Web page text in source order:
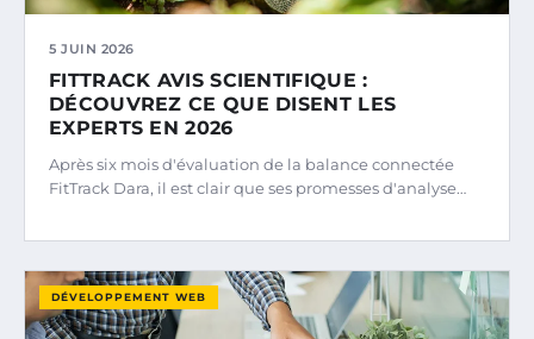
5 JUIN 2026
FITTRACK AVIS SCIENTIFIQUE :
DÉCOUVREZ CE QUE DISENT LES
EXPERTS EN 2026
Après six mois d'évaluation de la balance connectée
FitTrack Dara, il est clair que ses promesses d'analyse…
DÉVELOPPEMENT WEB